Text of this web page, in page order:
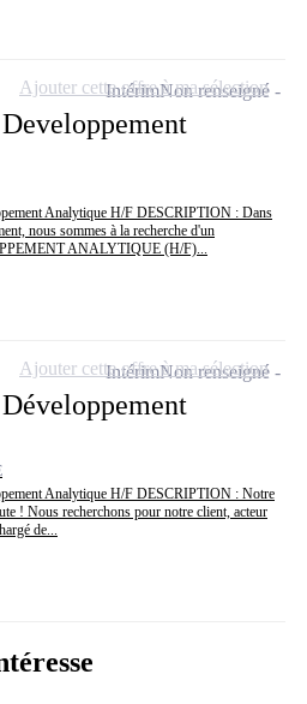
Analytique H/F DESCRIPTION : Dans
nous sommes à la recherche d'un
ANALYTIQUE (H/F)...
IntérimNon renseigné
Ajouter cette offre à ma sélection
Analytique H/F DESCRIPTION : Notre
! Nous recherchons pour notre client, acteur
de...
IntérimNon renseigné
Ajouter cette offre à ma sélection